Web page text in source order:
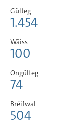
Gülteg
1.454
Wäiss
100
Ongülteg
74
Bréifwal
504